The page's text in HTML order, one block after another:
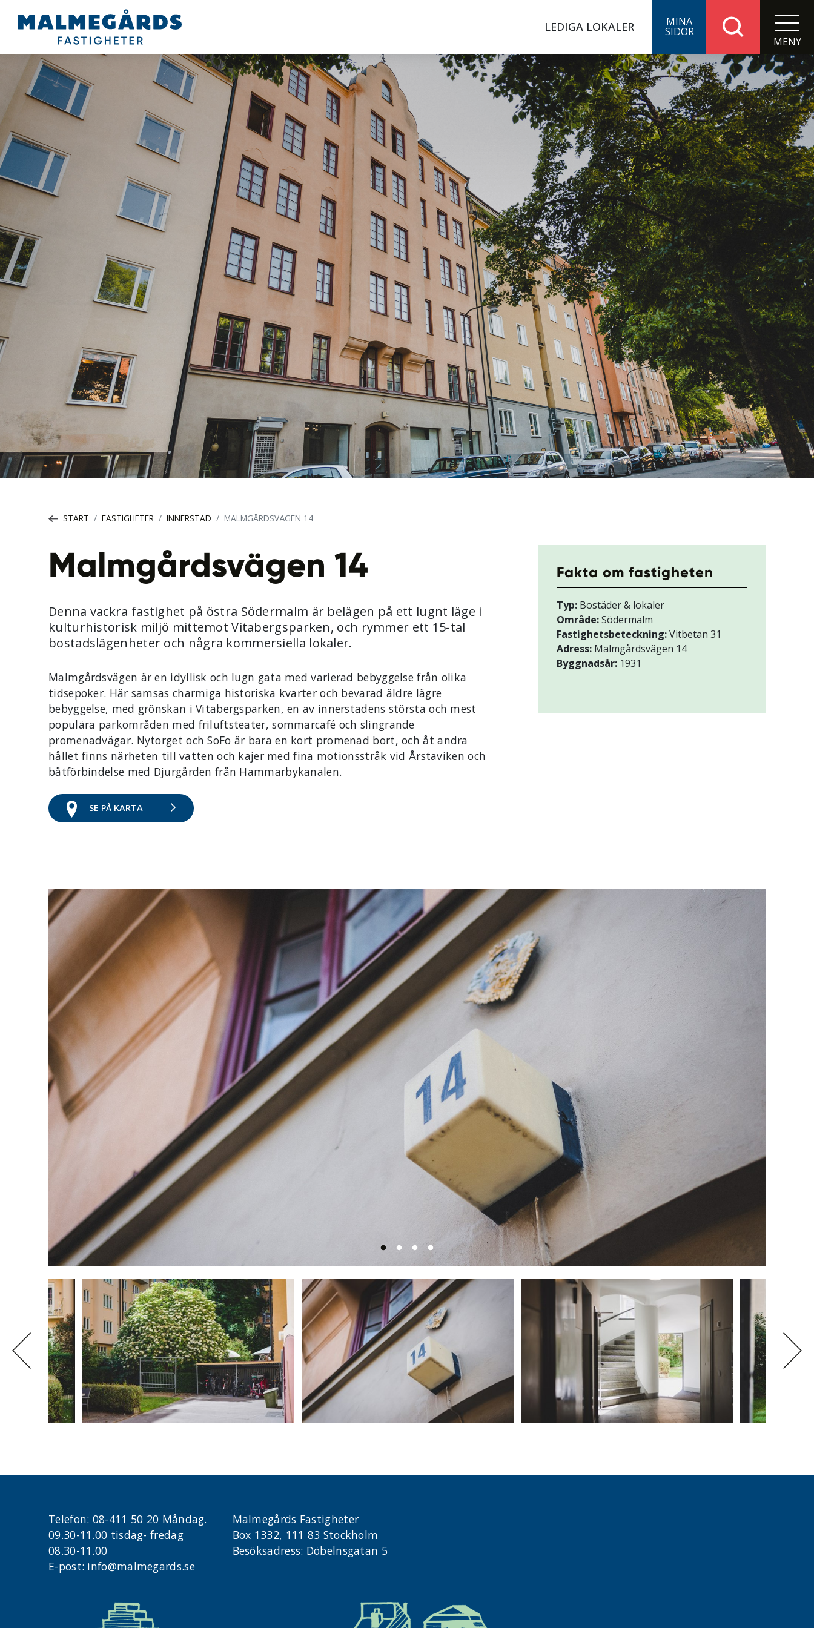
LEDIGA LOKALER
MENY
START FASTIGHETER INNERSTAD MALMGÅRDSVÄGEN 14
Malmgårdsvägen 14
Denna vackra fastighet på östra Södermalm är belägen på ett lugnt läge i
kulturhistorisk miljö mittemot Vitabergsparken, och rymmer ett 15-tal
bostadslägenheter och några kommersiella lokaler.
Malmgårdsvägen är en idyllisk och lugn gata med varierad bebyggelse från olika
tidsepoker. Här samsas charmiga historiska kvarter och bevarad äldre lägre
bebyggelse, med grönskan i Vitabergsparken, en av innerstadens största och mest
populära parkområden med friluftsteater, sommarcafé och slingrande
promenadvägar. Nytorget och SoFo är bara en kort promenad bort, och åt andra
hållet finns närheten till vatten och kajer med fina motionsstråk vid Årstaviken och
båtförbindelse med Djurgården från Hammarbykanalen.
SE PÅ KARTA
Fakta om fastigheten
Typ: Bostäder & lokaler
Område:Södermalm
Fastighetsbeteckning:Vitbetan 31
Adress: Malmgårdsvägen 14
Byggnadsår: 1931
Telefon: 08-411 50 20 Måndag.
09.30-11.00 tisdag- fredag
08.30-11.00
E-post: info@malmegards.se
Malmegårds Fastigheter
Box 1332, 111 83 Stockholm
Besöksadress: Döbelnsgatan 5